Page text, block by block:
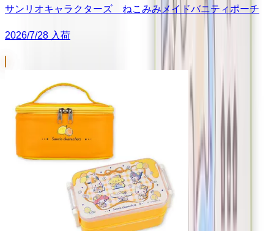
サンリオキャラクターズ ねこみみメイドバニティポーチ
2026/7/28 入荷